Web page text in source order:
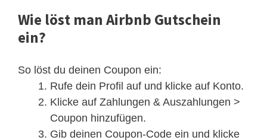
Wie löst man Airbnb Gutschein
ein?
So löst du deinen Coupon ein:
Rufe dein Profil auf und klicke auf Konto.
Klicke auf Zahlungen & Auszahlungen >
Coupon hinzufügen.
Gib deinen Coupon-Code ein und klicke